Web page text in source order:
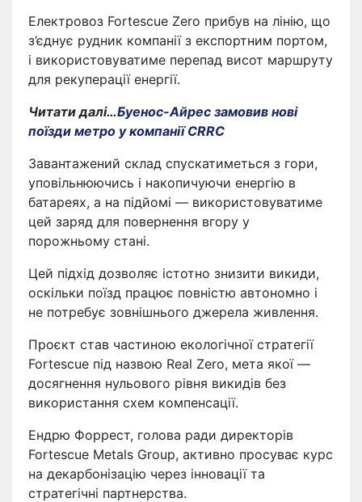
Електровоз Fortescue Zero прибув на лінію, що
з’єднує рудник компанії з експортним портом,
і використовуватиме перепад висот маршруту
для рекуперації енергії.
Читати далі…Буенос-Айрес замовив нові
поїзди метро у компанії CRRC
Завантажений склад спускатиметься з гори,
уповільнюючись і накопичуючи енергію в
батареях, а на підйомі — використовуватиме
цей заряд для повернення вгору у
порожньому стані.
Цей підхід дозволяє істотно знизити викиди,
оскільки поїзд працює повністю автономно і
не потребує зовнішнього джерела живлення.
Проєкт став частиною екологічної стратегії
Fortescue під назвою Real Zero, мета якої —
досягнення нульового рівня викидів без
використання схем компенсації.
Ендрю Форрест, голова ради директорів
Fortescue Metals Group, активно просуває курс
на декарбонізацію через інновації та
стратегічні партнерства.